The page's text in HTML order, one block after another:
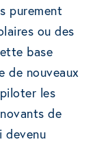
purement
ou des
base
de nouveaux
les
de
devenu